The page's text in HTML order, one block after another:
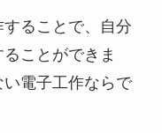
ることで、自分
ことができま
電子工作ならで